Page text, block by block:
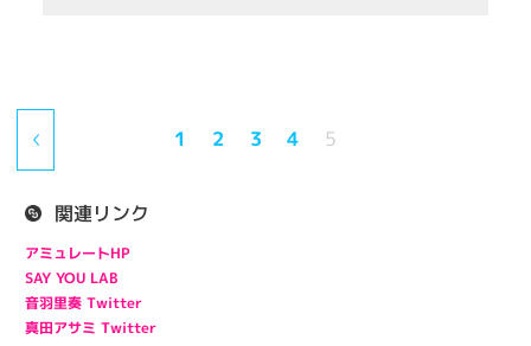
1 2 3 4 5
関連リンク
アミュレートHP
SAY YOU LAB
音羽里奏 Twitter
真田アサミ Twitter